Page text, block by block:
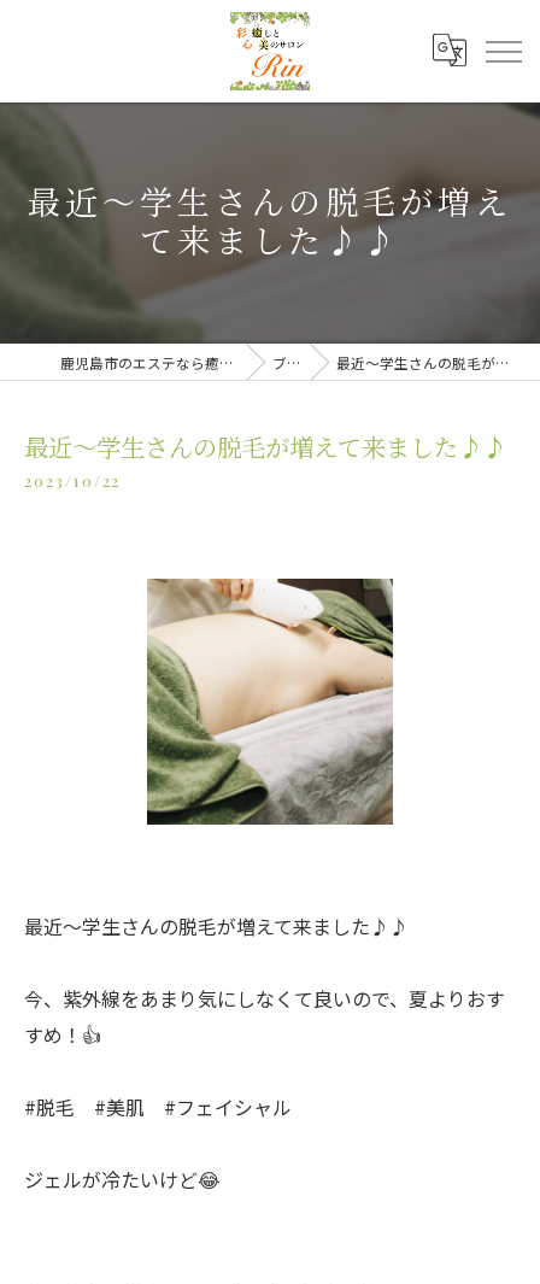
最近〜学生さんの脱毛が増え
て来ました♪♪
鹿児島市のエステなら癒しと美のサロンRin ブログ 最近〜学生さんの脱毛が増えて来ました♪♪
最近〜学生さんの脱毛が増えて来ました♪♪
2023/10/22
最近〜学生さんの脱毛が増えて来ました♪♪
今、紫外線をあまり気にしなくて良いので、夏よりおす
すめ！👍
#脱毛 #美肌 #フェイシャル
ジェルが冷たいけど😂